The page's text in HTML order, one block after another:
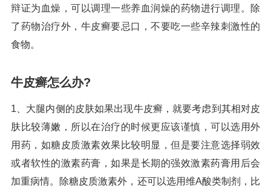
辩证为血燥，可以调理一些养血润燥的药物进行调理。除
了药物治疗外，牛皮癣要忌口，不要吃一些辛辣刺激性的
食物。
牛皮癣怎么办?
1、大腿内侧的皮肤如果出现牛皮癣，就要考虑到其相对皮
肤比较薄嫩，所以在治疗的时候更应该谨慎，可以选用外
用药，如糖皮质激素效果比较明显，但是要注意选择弱效
或者软性的激素药膏，如果是长期的强效激素药膏用后会
加重病情。除糖皮质激素外，还可以选用维A酸类制剂，比